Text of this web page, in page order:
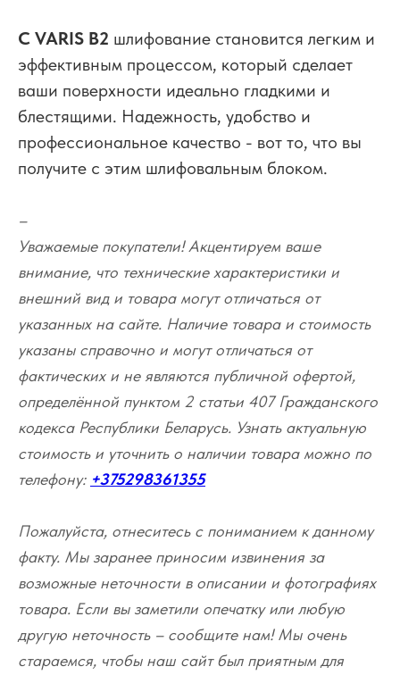
С VARIS B2 шлифование становится легким и
эффективным процессом, который сделает
ваши поверхности идеально гладкими и
блестящими. Надежность, удобство и
профессиональное качество - вот то, что вы
получите с этим шлифовальным блоком.
–
Уважаемые покупатели! Акцентируем ваше
внимание, что технические характеристики и
внешний вид и товара могут отличаться от
указанных на сайте. Наличие товара и стоимость
указаны справочно и могут отличаться от
фактических и не являются публичной офертой,
определённой пунктом 2 статьи 407 Гражданского
кодекса Республики Беларусь. Узнать актуальную
стоимость и уточнить о наличии товара можно по
телефону: +375298361355
Пожалуйста, отнеситесь с пониманием к данному
факту. Мы заранее приносим извинения за
возможные неточности в описании и фотографиях
товара. Если вы заметили опечатку или любую
другую неточность – сообщите нам! Мы очень
стараемся, чтобы наш сайт был приятным для